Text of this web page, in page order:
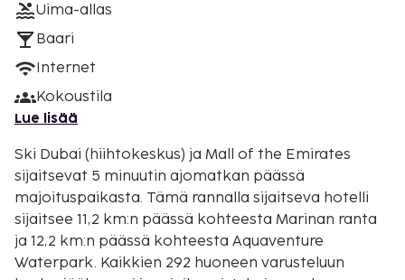
Uima-allas
Baari
Internet
Kokoustila
Lue lisää
Ski Dubai (hiihtokeskus) ja Mall of the Emirates
sijaitsevat 5 minuutin ajomatkan päässä
majoituspaikasta. Tämä rannalla sijaitseva hotelli
sijaitsee 11,2 km:n päässä kohteesta Marinan ranta
ja 12,2 km:n päässä kohteesta Aquaventure
Waterpark. Kaikkien 292 huoneen varusteluun